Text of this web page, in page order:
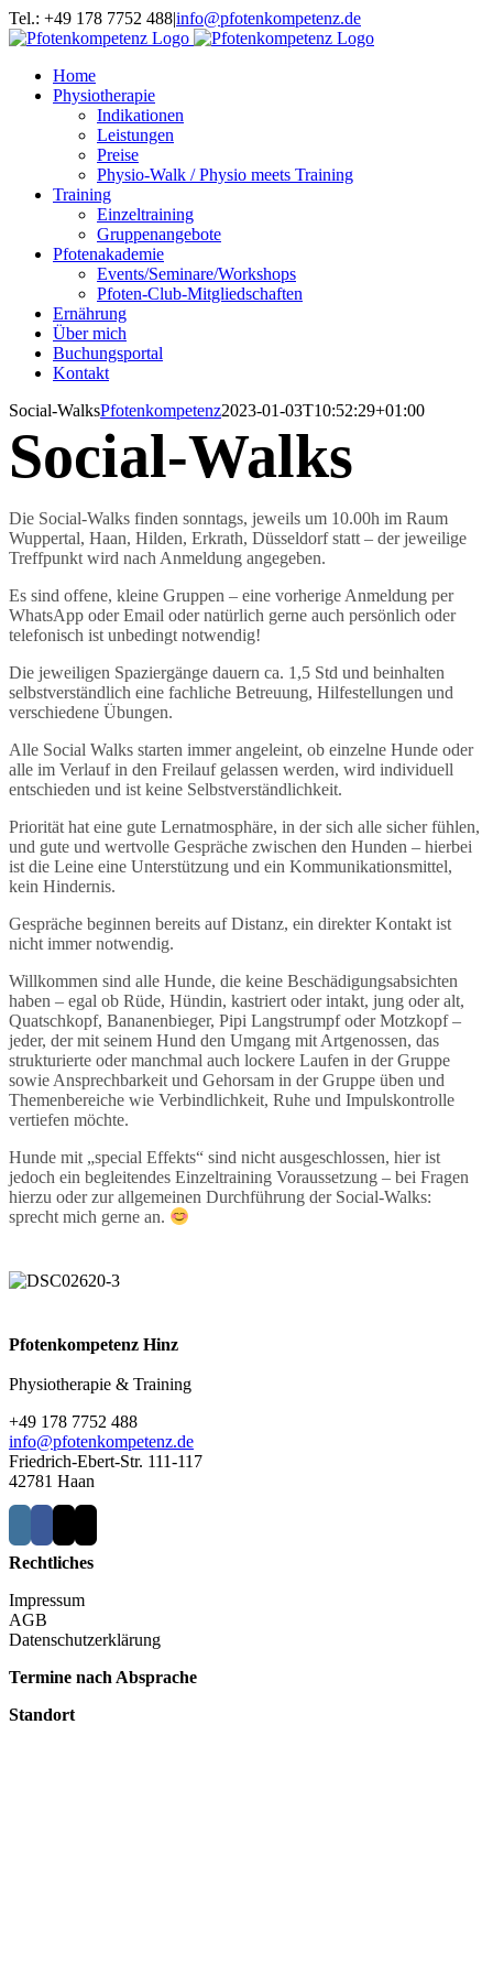
Zum
Inhalt
Tel.: +49 178 7752 488|info@pfotenkompetenz.de
Home
Physiotherapie
Indikationen
Leistungen
Preise
Physio-Walk / Physio meets Training
Training
Einzeltraining
Gruppenangebote
Pfotenakademie
Events/Seminare/Workshops
Pfoten-Club-Mitgliedschaften
Ernährung
Über mich
Buchungsportal
Kontakt
Social-WalksPfotenkompetenz2023-01-03T10:52:29+01:00
Social-Walks
Die Social-Walks finden sonntags, jeweils um 10.00h im Raum
Wuppertal, Haan, Hilden, Erkrath, Düsseldorf statt – der jeweilige
Treffpunkt wird nach Anmeldung angegeben.
Es sind offene, kleine Gruppen – eine vorherige Anmeldung per
WhatsApp oder Email oder natürlich gerne auch persönlich oder
telefonisch ist unbedingt notwendig!
Die jeweiligen Spaziergänge dauern ca. 1,5 Std und beinhalten
selbstverständlich eine fachliche Betreuung, Hilfestellungen und
verschiedene Übungen.
Alle Social Walks starten immer angeleint, ob einzelne Hunde oder
alle im Verlauf in den Freilauf gelassen werden, wird individuell
entschieden und ist keine Selbstverständlichkeit.
Priorität hat eine gute Lernatmosphäre, in der sich alle sicher fühlen,
und gute und wertvolle Gespräche zwischen den Hunden – hierbei
ist die Leine eine Unterstützung und ein Kommunikationsmittel,
kein Hindernis.
Gespräche beginnen bereits auf Distanz, ein direkter Kontakt ist
nicht immer notwendig.
Willkommen sind alle Hunde, die keine Beschädigungsabsichten
haben – egal ob Rüde, Hündin, kastriert oder intakt, jung oder alt,
Quatschkopf, Bananenbieger, Pipi Langstrumpf oder Motzkopf –
jeder, der mit seinem Hund den Umgang mit Artgenossen, das
strukturierte oder manchmal auch lockere Laufen in der Gruppe
sowie Ansprechbarkeit und Gehorsam in der Gruppe üben und
Themenbereiche wie Verbindlichkeit, Ruhe und Impulskontrolle
vertiefen möchte.
Hunde mit „special Effekts“ sind nicht ausgeschlossen, hier ist
jedoch ein begleitendes Einzeltraining Voraussetzung – bei Fragen
hierzu oder zur allgemeinen Durchführung der Social-Walks:
sprecht mich gerne an.
Pfotenkompetenz Hinz
Physiotherapie & Training
+49 178 7752 488
info@pfotenkompetenz.de
Friedrich-Ebert-Str. 111-117
42781 Haan
Rechtliches
Impressum
AGB
Datenschutzerklärung
Termine nach Absprache
Standort